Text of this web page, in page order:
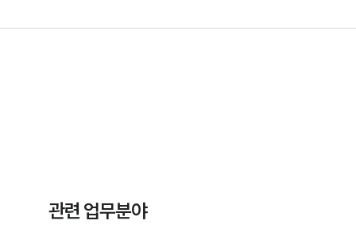
대륜의 강점
관련 업무분야